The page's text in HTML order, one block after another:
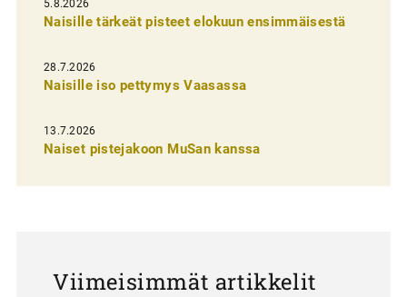
i
e
n
e
5.8.2026
Naisille tärkeät pisteet elokuun ensimmäisestä
28.7.2026
Naisille iso pettymys Vaasassa
13.7.2026
Naiset pistejakoon MuSan kanssa
Viimeisimmät artikkelit